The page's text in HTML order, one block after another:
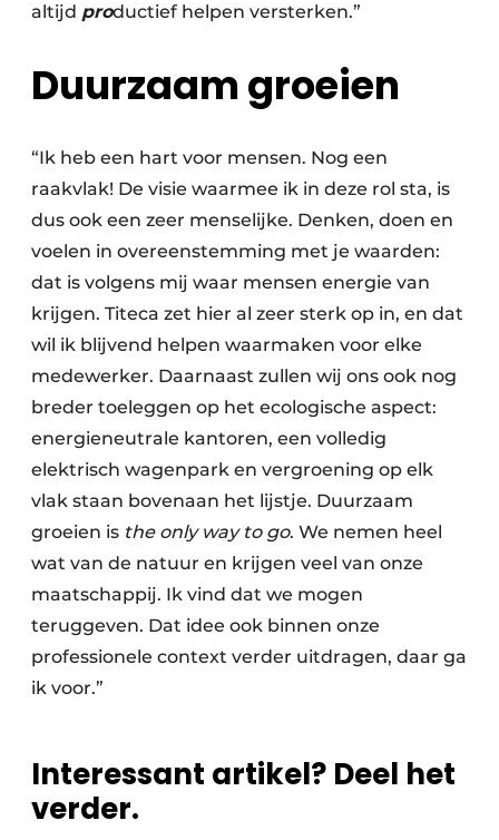
altijd productief helpen versterken.”
Duurzaam groeien
“Ik heb een hart voor mensen. Nog een
raakvlak! De visie waarmee ik in deze rol sta, is
dus ook een zeer menselijke. Denken, doen en
voelen in overeenstemming met je waarden:
dat is volgens mij waar mensen energie van
krijgen. Titeca zet hier al zeer sterk op in, en dat
wil ik blijvend helpen waarmaken voor elke
medewerker. Daarnaast zullen wij ons ook nog
breder toeleggen op het ecologische aspect:
energieneutrale kantoren, een volledig
elektrisch wagenpark en vergroening op elk
vlak staan bovenaan het lijstje. Duurzaam
groeien is the only way to go. We nemen heel
wat van de natuur en krijgen veel van onze
maatschappij. Ik vind dat we mogen
teruggeven. Dat idee ook binnen onze
professionele context verder uitdragen, daar ga
ik voor.”
Interessant artikel? Deel het
verder.